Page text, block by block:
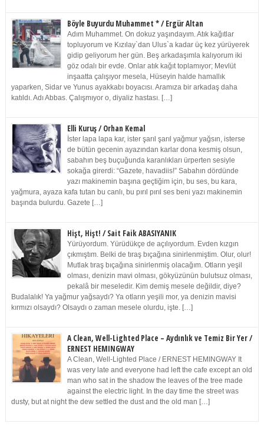
Böyle Buyurdu Muhammet * / Ergür Altan
Adım Muhammet. On dokuz yaşındayım. Atık kağıtlar
topluyorum ve Kızılay`dan Ulus`a kadar üç kez yürüyerek
gidip geliyorum her gün. Beş arkadaşımla kalıyorum iki
göz odalı bir evde. Onlar atık kağıt toplamıyor; Mevlüt
inşaatta çalışıyor mesela, Hüseyin halde hamallık
yaparken, Sidar ve Yunus ayakkabı boyacısı. Aramıza bir arkadaş daha
katıldı. Adı Abbas. Çalışmıyor o, diyaliz hastası. […]
Elli Kuruş / Orhan Kemal
İster lapa lapa kar, ister şarıl şarıl yağmur yağsın, isterse
de bütün gecenin ayazından karlar dona kesmiş olsun,
sabahın beş buçuğunda karanlıkları ürperten sesiyle
sokağa girerdi: “Gazete, havadiis!” Sabahın dördünde
yazı makinemin başına geçtiğim için, bu ses, bu kara,
yağmura, ayaza kafa tutan bu canlı, bu pırıl pırıl ses beni yazı makinemin
başında bulurdu. Gazete […]
Hişt, Hişt! / Sait Faik ABASIYANIK
Yürüyordum. Yürüdükçe de açılıyordum. Evden kızgın
çıkmıştım. Belki de tıraş bıçağına sinirlenmiştim. Olur, olur!
Mutlak tıraş bıçağına sinirlenmiş olacağım. Otların yeşil
olması, denizin mavi olması, gökyüzünün bulutsuz olması,
pekalâ bir meseledir. Kim demiş mesele değildir, diye?
Budalalık! Ya yağmur yağsaydı? Ya otların yeşili mor, ya denizin mavisi
kırmızı olsaydı? Olsaydı o zaman mesele olurdu, işte. […]
A Clean, Well-Lighted Place – Aydınlık ve Temiz Bir Yer /
ERNEST HEMINGWAY
A Clean, Well-Lighted Place / ERNEST HEMINGWAY It
was very late and everyone had left the cafe except an old
man who sat in the shadow the leaves of the tree made
against the electric light. In the day time the street was
dusty, but at night the dew settled the dust and the old man […]